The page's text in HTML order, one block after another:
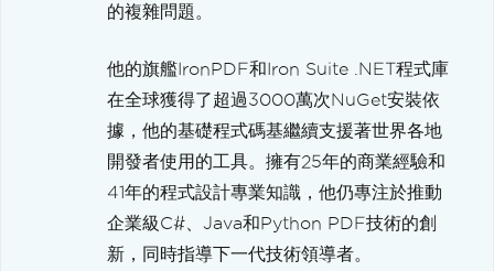
的複雜問題。
他的旗艦IronPDF和Iron Suite .NET程式庫
在全球獲得了超過3000萬次NuGet安裝依
據，他的基礎程式碼基繼續支援著世界各地
開發者使用的工具。擁有25年的商業經驗和
41年的程式設計專業知識，他仍專注於推動
企業級C#、Java和Python PDF技術的創
新，同時指導下一代技術領導者。